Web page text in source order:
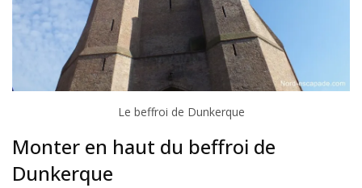
Le beffroi de Dunkerque
Monter en haut du beffroi de
Dunkerque